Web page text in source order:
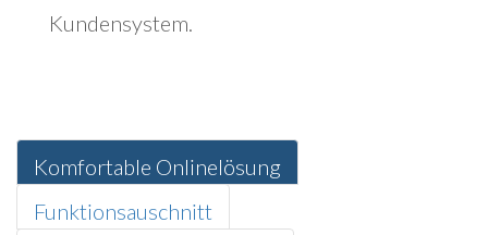
Kundensystem.
Komfortable Onlinelösung
Funktionsauschnitt